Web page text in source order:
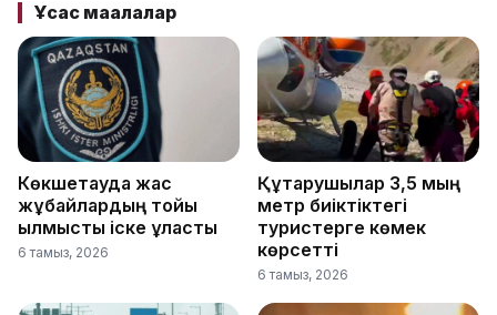
Ұқсас мақалалар
Көкшетауда жас
жұбайлардың тойы
қылмыстық іске ұласты
6 тамыз, 2026
Құтқарушылар 3,5 мың
метр биіктіктегі
туристерге көмек
көрсетті
6 тамыз, 2026